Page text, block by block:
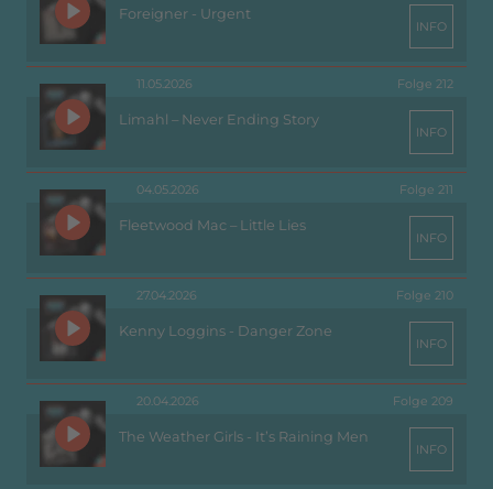
Foreigner - Urgent
INFO
11.05.2026 Folge 212
Limahl – Never Ending Story
INFO
04.05.2026 Folge 211
Fleetwood Mac – Little Lies
INFO
27.04.2026 Folge 210
Kenny Loggins - Danger Zone
INFO
20.04.2026 Folge 209
The Weather Girls - It’s Raining Men
INFO